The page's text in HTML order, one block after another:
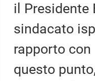
il Presidente
sindacato
rapporto
questo